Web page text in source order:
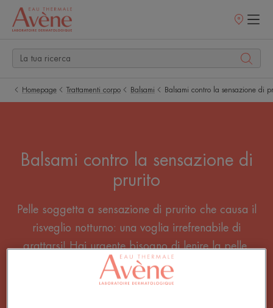
Punti
Homepage Trattamenti corpo Balsami Balsami contro la sensazione di
Balsami contro la sensazione di
prurito
Pelle soggetta a sensazione di prurito che causa il
risveglio notturno: una voglia irrefrenabile di
grattarsi! Hai urgente bisogno di lenire la pelle.
Utilizza i nostri trattamenti contro la sensazione di
prurito per dare alla pelle un sollievo rapido e